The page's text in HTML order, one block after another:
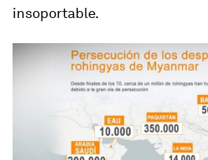
insoportable.